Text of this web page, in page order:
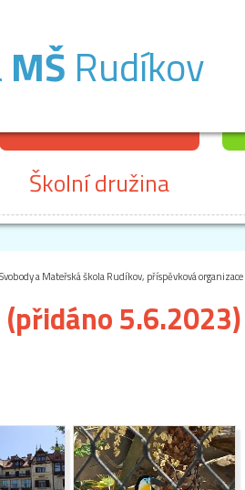
MŠ Rudíkov
Školní družina
a Mateřská škola Rudíkov, příspěvková organizace
(přidáno 5.6.2023)